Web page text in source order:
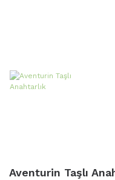
Aventurin Taşlı